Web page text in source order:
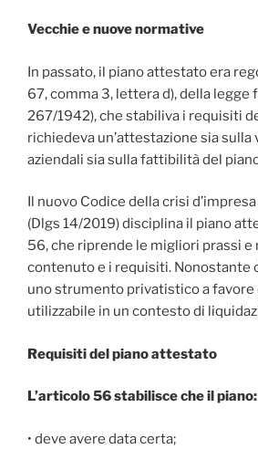
Vecchie e nuove normative
In passato, il piano attestato era
67, comma 3, lettera d), della legge
267/1942), che stabiliva i requisiti
richiedeva un’attestazione sia
aziendali sia sulla fattibilità del
Il nuovo Codice della crisi
(Dlgs 14/2019) disciplina il piano
56, che riprende le migliori prassi e
contenuto e i requisiti. Nonostante
uno strumento privatistico a favore
utilizzabile in un contesto di
Requisiti del piano attestato
L’articolo 56 stabilisce che il piano:
• deve avere data certa;